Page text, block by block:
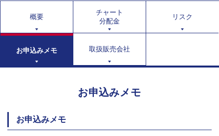
概要
チャート
分配金
リスク
お申込みメモ 取扱販売会社
お申込みメモ
お申込みメモ